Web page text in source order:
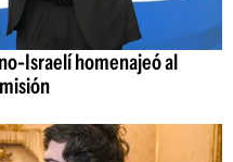
Israelí homenajeó al